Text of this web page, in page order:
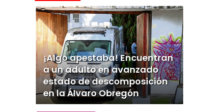
¡Algo apestaba! Encuentran
a un adulto en avanzado
estado de descomposición
en la Álvaro Obregón